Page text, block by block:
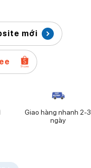
mới
Giao hàng nhanh 2-3
ngày